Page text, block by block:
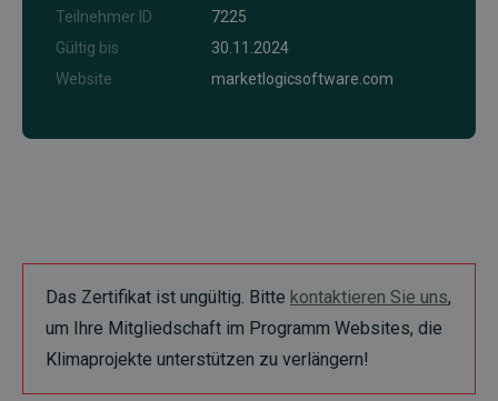
Teilnehmer ID
7225
Gültig bis
30.11.2024
Website
marketlogicsoftware.com
Das Zertifikat ist ungültig. Bitte kontaktieren Sie uns,
um Ihre Mitgliedschaft im Programm Websites, die
Klimaprojekte unterstützen zu verlängern!